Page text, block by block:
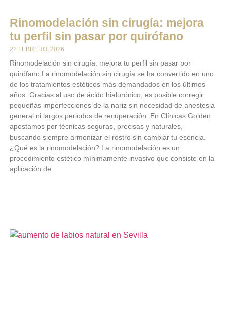
Rinomodelación sin cirugía: mejora
tu perfil sin pasar por quirófano
22 FEBRERO, 2026
Rinomodelación sin cirugía: mejora tu perfil sin pasar por
quirófano La rinomodelación sin cirugía se ha convertido en uno
de los tratamientos estéticos más demandados en los últimos
años. Gracias al uso de ácido hialurónico, es posible corregir
pequeñas imperfecciones de la nariz sin necesidad de anestesia
general ni largos periodos de recuperación. En Clínicas Golden
apostamos por técnicas seguras, precisas y naturales,
buscando siempre armonizar el rostro sin cambiar tu esencia.
¿Qué es la rinomodelación? La rinomodelación es un
procedimiento estético mínimamente invasivo que consiste en la
aplicación de